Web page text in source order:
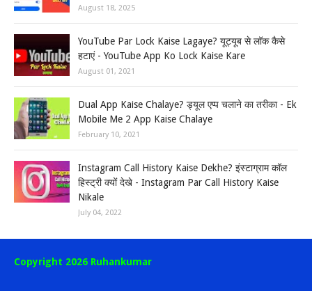
August 18, 2025
YouTube Par Lock Kaise Lagaye? यूट्यूब से लॉक कैसे
हटाएं - YouTube App Ko Lock Kaise Kare
August 01, 2021
Dual App Kaise Chalaye? ड्यूल एप्प चलाने का तरीका - Ek
Mobile Me 2 App Kaise Chalaye
February 10, 2021
Instagram Call History Kaise Dekhe? इंस्टाग्राम कॉल
हिस्ट्री क्यों देखे - Instagram Par Call History Kaise
Nikale
July 04, 2022
Copyright 2026 Ruhankumar